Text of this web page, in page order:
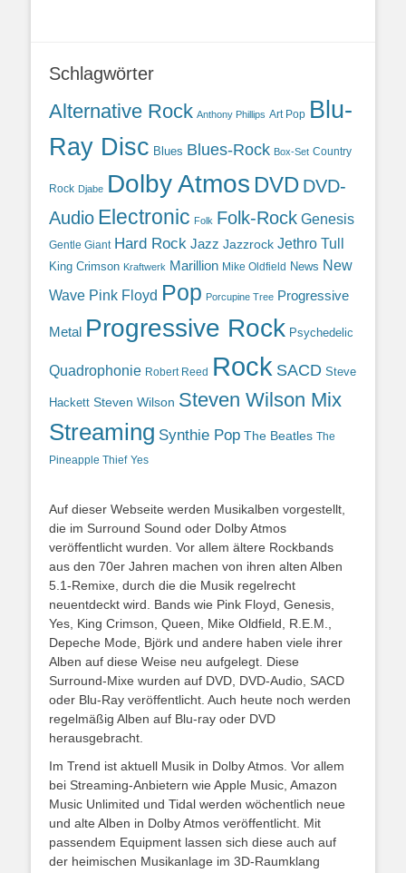
Schlagwörter
Alternative Rock Anthony Phillips Art Pop Blu-
Ray Disc Blues Blues-Rock Box-Set Country
Rock Djabe Dolby Atmos DVD DVD-
Audio Electronic Folk Folk-Rock Genesis
Gentle Giant Hard Rock Jazz Jazzrock Jethro Tull
King Crimson Kraftwerk Marillion Mike Oldfield News New
Wave Pink Floyd Pop Porcupine Tree Progressive
Metal Progressive Rock Psychedelic
Quadrophonie Robert Reed Rock SACD Steve
Hackett Steven Wilson Steven Wilson Mix
Streaming Synthie Pop The Beatles The
Pineapple Thief Yes
Auf dieser Webseite werden Musikalben vorgestellt,
die im Surround Sound oder Dolby Atmos
veröffentlicht wurden. Vor allem ältere Rockbands
aus den 70er Jahren machen von ihren alten Alben
5.1-Remixe, durch die die Musik regelrecht
neuentdeckt wird. Bands wie Pink Floyd, Genesis,
Yes, King Crimson, Queen, Mike Oldfield, R.E.M.,
Depeche Mode, Björk und andere haben viele ihrer
Alben auf diese Weise neu aufgelegt. Diese
Surround-Mixe wurden auf DVD, DVD-Audio, SACD
oder Blu-Ray veröffentlicht. Auch heute noch werden
regelmäßig Alben auf Blu-ray oder DVD
herausgebracht.
Im Trend ist aktuell Musik in Dolby Atmos. Vor allem
bei Streaming-Anbietern wie Apple Music, Amazon
Music Unlimited und Tidal werden wöchentlich neue
und alte Alben in Dolby Atmos veröffentlicht. Mit
passendem Equipment lassen sich diese auch auf
der heimischen Musikanlage im 3D-Raumklang